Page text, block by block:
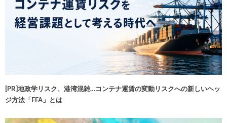
[PR]地政学リスク、港湾混雑…コンテナ運賃の変動リスクへの新しいヘッ
ジ方法「FFA」とは